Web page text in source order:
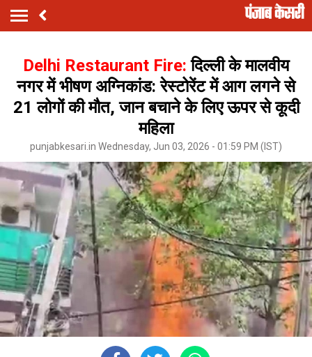
Delhi Restaurant Fire:दिल्ली के मालवीय
नगर में भीषण अग्निकांड: रेस्टोरेंट में आग लगने से
21 लोगों की मौत, जान बचाने के लिए ऊपर से कूदी
महिला
punjabkesari.in Wednesday, Jun 03, 2026 - 01:59 PM (IST)